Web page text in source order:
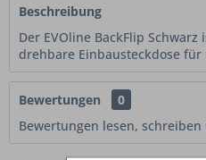
Beschreibung
Der EVOline BackFlip
drehbare Einbausteckdose für
Bewertungen
0
Bewertungen lesen,